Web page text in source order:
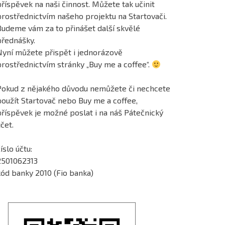
na naši činnost. Můžete tak učinit
našeho projektu na Startovači.
vám za to přinášet další skvělé
můžete přispět i jednorázově
stránky „Buy me a coffee“.
z nějakého důvodu nemůžete či nechcete
Startovač nebo Buy me a coffee,
je možné poslat i na náš Pátečnický
účtu:
banky 2010 (Fio banka)